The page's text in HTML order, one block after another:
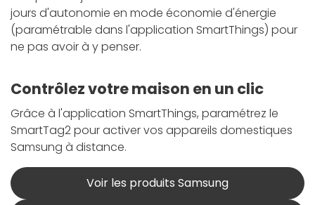
jours d'autonomie en mode économie d'énergie
(paramétrable dans l'application SmartThings) pour
ne pas avoir à y penser.
Contrôlez votre maison en un clic
Grâce à l'application SmartThings, paramétrez le
SmartTag2 pour activer vos appareils domestiques
Samsung à distance.
Voir les produits Samsung